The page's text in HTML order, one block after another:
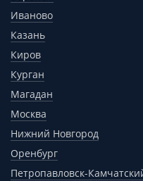
Иваново
Казань
Киров
Курган
Магадан
Москва
Нижний Новгород
Оренбург
Петропавловск-